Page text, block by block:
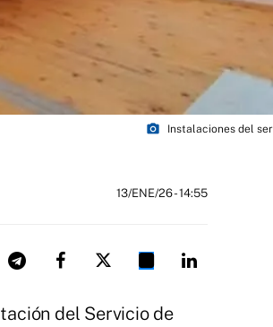
photo_camera Instalaciones del
13/ENE/26- 14:55
del Servicio de